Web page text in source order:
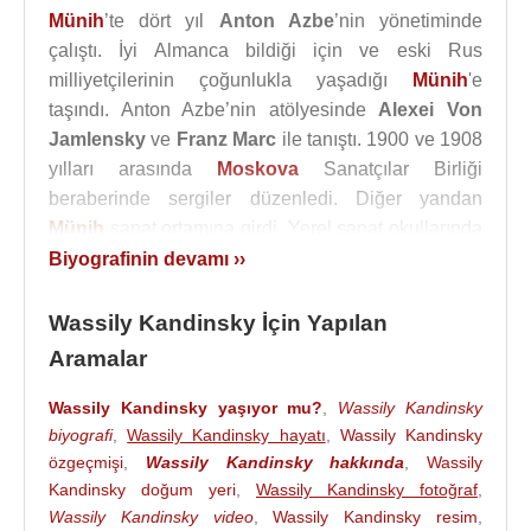
Münih’te dört yıl Anton Azbe’nin yönetiminde
çalıştı. İyi Almanca bildiği için ve eski Rus
milliyetçilerinin çoğunlukla yaşadığı
Münih'e
taşındı. Anton Azbe’nin atölyesinde Alexei Von
Jamlensky ve Franz Marc ile tanıştı. 1900 ve 1908
yılları arasında Moskova Sanatçılar Birliği
beraberinde sergiler düzenledi. Diğer yandan
Münih
çalışmalar yaptıktan sonra Phalanx sanatçılar
ve öncelerinde öğrencisi olduğu Phalanx grubunun
daha sonra öğretmeni oldu. Bu grup, birliğini üç yıl
tarafından, sanatçıların sergi açabilme olanaklarını
genişletmeyi amaçlayan sanatçı grubuna verilmiş
bir isim olarak sanat tarihindeki yerini aldı. Oluşum,
1904 senesine kadar Münih sanat ortamında aktif
olarak rol oynamıştır. 10 yıl beraber yaşadığı kadın
Biyografinin devamı ››
Wassily Kandinsky İçin Yapılan
Aramalar
Wassily Kandinsky yaşıyor mu?
Wassily Kandinsky
biyografi,Wassily Kandinsky hayatı
Wassily Kandinsky
özgeçmişi
Wassily Kandinsky hakkında
Wassily
Kandinsky doğum yeri
Wassily Kandinsky fotoğraf
Wassily Kandinsky video,Wassily Kandinsky resim